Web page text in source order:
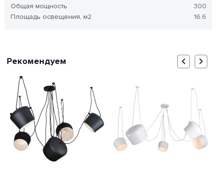
Общая мощность
300
Площадь освещения, м2
16.6
Рекомендуем